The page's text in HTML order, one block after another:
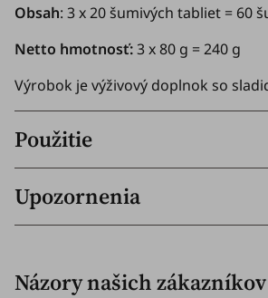
Obsah: 3 x 20 šumivých tabliet = 60
Netto hmotnosť:3 x80 g = 240 g
Výrobok je výživový doplnok so
Použitie
Upozornenia
Názory našich zákazníkov